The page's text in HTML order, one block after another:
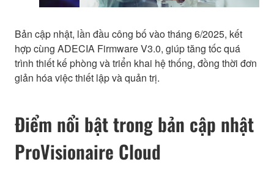
Bản cập nhật, lần đầu công bố vào tháng 6/2025, kết
hợp cùng ADECIA Firmware V3.0, giúp tăng tốc quá
trình thiết kế phòng và triển khai hệ thống, đồng thời đơn
giản hóa việc thiết lập và quản trị.
Điểm nổi bật trong bản cập nhật
ProVisionaire Cloud